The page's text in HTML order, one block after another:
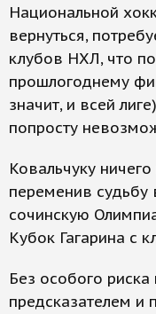
Национальной
вернуться,
клубов НХЛ, что
прошлогоднему
значит, и всей
попросту
Ковальчуку
переменив судьбу
сочинскую
Кубок Гагарина с
Без особого
предсказателем и